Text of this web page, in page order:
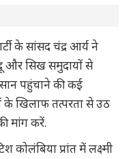
के सांसद चंद्र आर्य ने
और सिख समुदायों से
पहुंचाने की कई
के खिलाफ तत्परता से उठ
मांग करें.
कोलंबिया प्रांत में लक्ष्मी